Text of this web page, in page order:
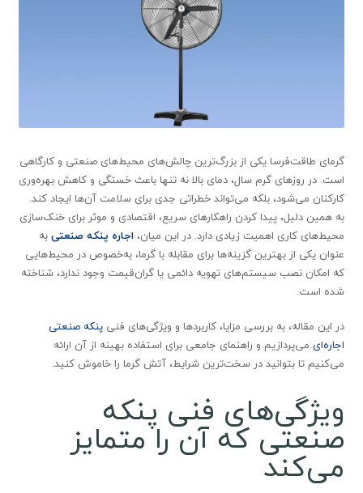
گرمای طاقت‌فرسا یکی از بزرگ‌ترین چالش‌های محیط‌های صنعتی و کارگاهی
است. در روزهای گرم سال، دمای بالا نه تنها باعث خستگی و کاهش بهره‌وری
کارکنان می‌شود، بلکه می‌تواند خطراتی جدی برای سلامت آن‌ها ایجاد کند.
به همین دلیل، پیدا کردن راهکارهای سریع، اقتصادی و موثر برای خنک‌سازی
محیط‌های کاری اهمیت زیادی دارد. در این میان، اجاره پنکه صنعتیبه
عنوان یکی از بهترین گزینه‌ها برای مقابله با گرما، به‌خصوص در محیط‌هایی
که امکان نصب سیستم‌های تهویه دائمی یا گران‌قیمت وجود ندارد، شناخته
شده است.
در این مقاله، به بررسی مزایا، کاربردها و ویژگی‌های فنی پنکه صنعتی
اجاره‌ای می‌پردازیم و راهنمای جامعی برای استفاده بهینه از آن ارائه
می‌کنیم تا بتوانید در سخت‌ترین شرایط، آتش گرما را خاموش کنید.
ویژگی‌های فنی پنکه
صنعتی که آن را متمایز
می‌کند